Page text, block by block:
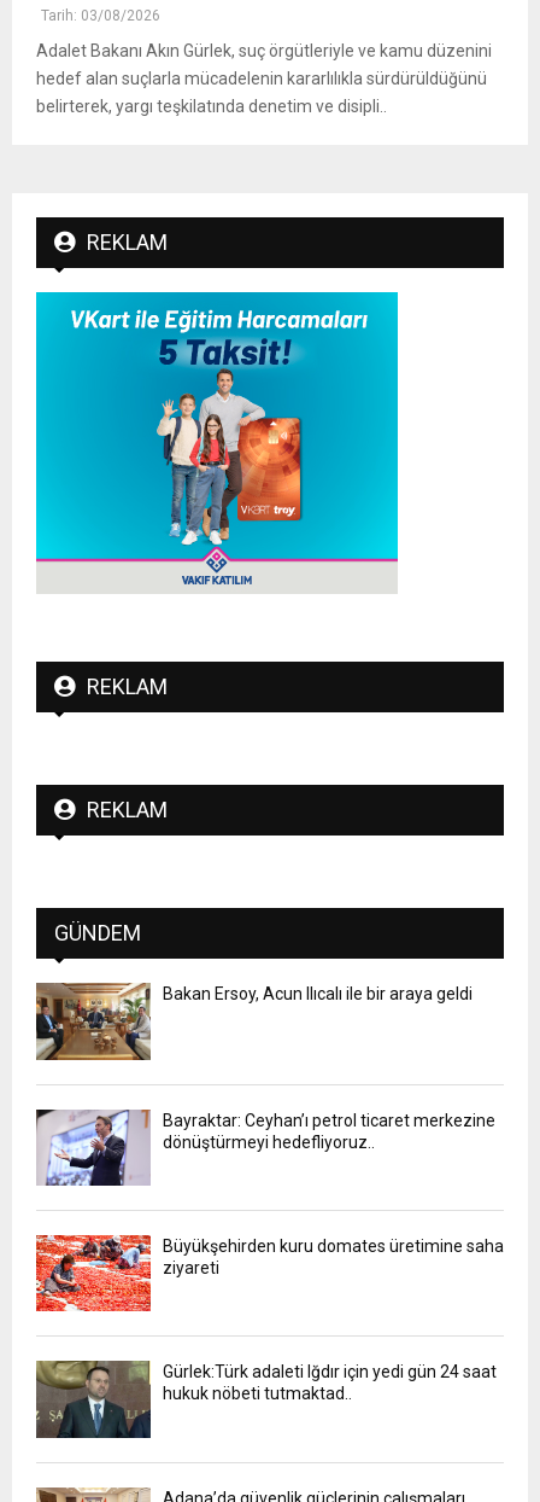
Tarih: 03/08/2026
Adalet Bakanı Akın Gürlek, suç örgütleriyle ve kamu düzenini
hedef alan suçlarla mücadelenin kararlılıkla sürdürüldüğünü
belirterek, yargı teşkilatında denetim ve disipli..
REKLAM
REKLAM
REKLAM
GÜNDEM
Bakan Ersoy, Acun Ilıcalı ile bir araya geldi
Bayraktar: Ceyhan’ı petrol ticaret merkezine
dönüştürmeyi hedefliyoruz..
Büyükşehirden kuru domates üretimine saha
ziyareti
Gürlek:Türk adaleti Iğdır için yedi gün 24 saat
hukuk nöbeti tutmaktad..
Adana’da güvenlik güçlerinin çalışmaları